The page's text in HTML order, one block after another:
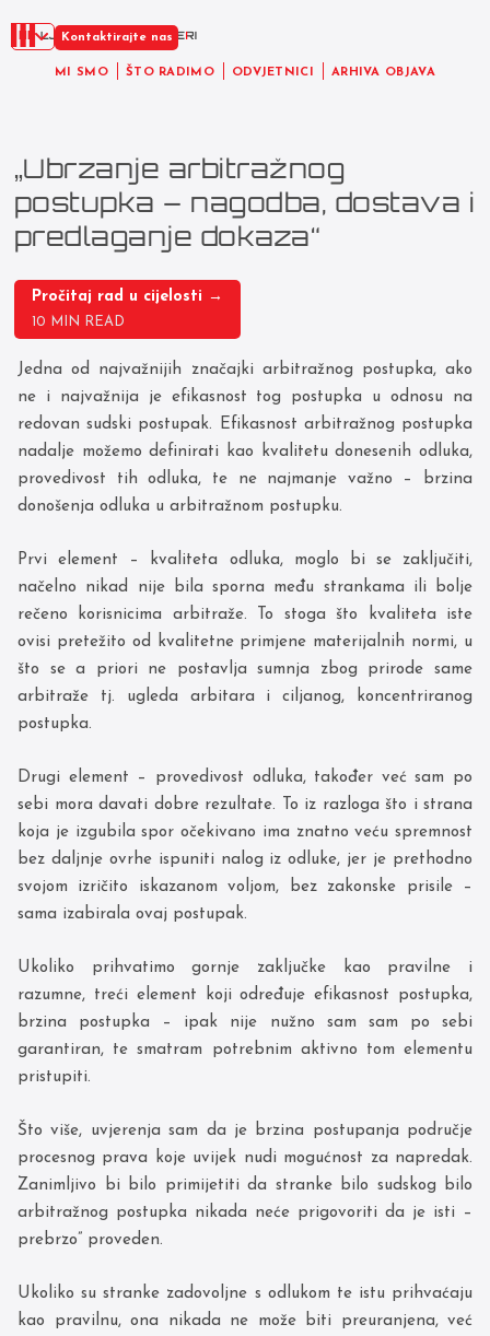
MI SMO ŠTO RADIMO ODVJETNICI ARHIVA OBJAVA
Kontaktirajte nas
„Ubrzanje arbitražnog
postupka – nagodba, dostava i
predlaganje dokaza“
Pročitaj rad u cijelosti →
10 MIN READ
Jedna od najvažnijih značajki arbitražnog postupka, ako
ne i najvažnija je efikasnost tog postupka u odnosu na
redovan sudski postupak. Efikasnost arbitražnog postupka
nadalje možemo definirati kao kvalitetu donesenih odluka,
provedivost tih odluka, te ne najmanje važno – brzina
donošenja odluka u arbitražnom postupku.
Prvi element – kvaliteta odluka, moglo bi se zaključiti,
načelno nikad nije bila sporna među strankama ili bolje
rečeno korisnicima arbitraže. To stoga što kvaliteta iste
ovisi pretežito od kvalitetne primjene materijalnih normi, u
što se a priori ne postavlja sumnja zbog prirode same
arbitraže tj. ugleda arbitara i ciljanog, koncentriranog
postupka.
Drugi element – provedivost odluka, također već sam po
sebi mora davati dobre rezultate. To iz razloga što i strana
koja je izgubila spor očekivano ima znatno veću spremnost
bez daljnje ovrhe ispuniti nalog iz odluke, jer je prethodno
svojom izričito iskazanom voljom, bez zakonske prisile –
sama izabirala ovaj postupak.
Ukoliko prihvatimo gornje zaključke kao pravilne i
razumne, treći element koji određuje efikasnost postupka,
brzina postupka – ipak nije nužno sam sam po sebi
garantiran, te smatram potrebnim aktivno tom elementu
pristupiti.
Što više, uvjerenja sam da je brzina postupanja područje
procesnog prava koje uvijek nudi mogućnost za napredak.
Zanimljivo bi bilo primijetiti da stranke bilo sudskog bilo
arbitražnog postupka nikada neće prigovoriti da je isti –
prebrzo” proveden.
Ukoliko su stranke zadovoljne s odlukom te istu prihvaćaju
kao pravilnu, ona nikada ne može biti preuranjena, već